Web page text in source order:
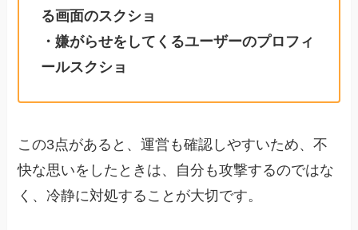
る画面のスクショ
・嫌がらせをしてくるユーザーのプロフィ
ールスクショ
この3点があると、運営も確認しやすいため、不
快な思いをしたときは、自分も攻撃するのではな
く、冷静に対処することが大切です。